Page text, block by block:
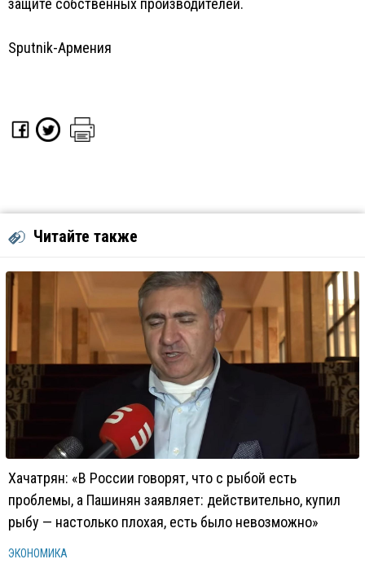
защите собственных производителей.
Sputnik-Армения
Читайте также
Хачатрян: «В России говорят, что с рыбой есть
проблемы, а Пашинян заявляет: действительно, купил
рыбу — настолько плохая, есть было невозможно»
ЭКОНОМИКА